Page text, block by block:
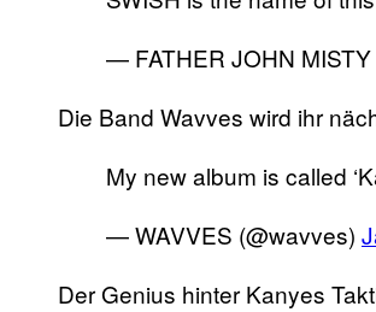
— FATHER JOHN
Die Band Wavves wird ihr
My new album is called
— WAVVES (@wavves)
Der Genius hinter Kanyes